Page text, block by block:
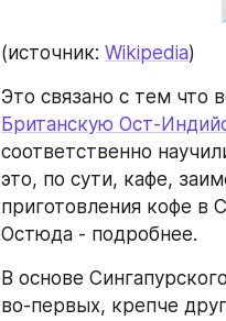
(источник: Wikipedia)
Британскую Ост-
соответственно
это, по сути, кафе,
приготовления кофе в
Остюда - подробнее.
В основе
во-первых, крепче